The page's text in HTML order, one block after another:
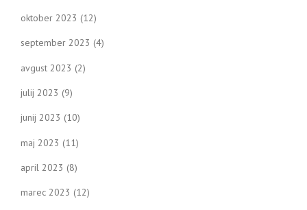
oktober 2023 (12)
september 2023 (4)
avgust 2023 (2)
julij 2023 (9)
junij 2023 (10)
maj 2023 (11)
april 2023 (8)
marec 2023 (12)